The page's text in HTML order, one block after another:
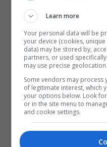
Ipko Kanale Zyrtare
Mesazhe Mashtruese
Te Dhena Personale
Learn more
Your personal data will be
your device (cookies,
data) may be stored by,
partners, or used
may use precise
Some vendors may
of legitimate interest, which
your options below. Look
or in the site menu to
and cookie settings.